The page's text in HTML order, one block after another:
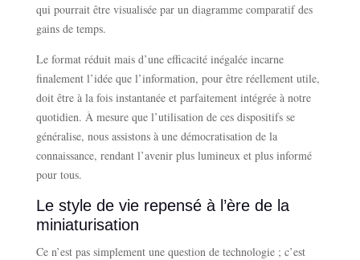
qui pourrait être visualisée par un diagramme comparatif des
gains de temps.
Le format réduit mais d’une efficacité inégalée incarne
finalement l’idée que l’information, pour être réellement utile,
doit être à la fois instantanée et parfaitement intégrée à notre
quotidien. À mesure que l’utilisation de ces dispositifs se
généralise, nous assistons à une démocratisation de la
connaissance, rendant l’avenir plus lumineux et plus informé
pour tous.
Le style de vie repensé à l’ère de la
miniaturisation
Ce n’est pas simplement une question de technologie ; c’est